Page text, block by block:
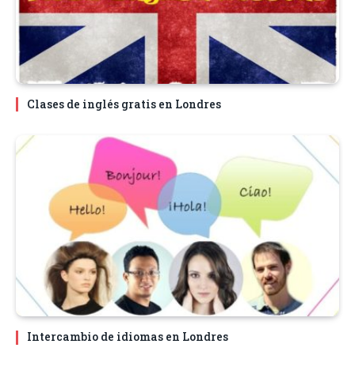
Clases de inglés gratis en Londres
Intercambio de idiomas en Londres